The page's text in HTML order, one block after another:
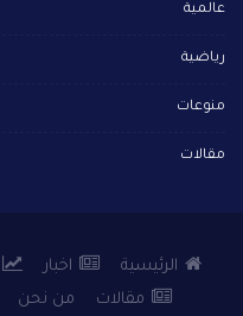
عالمية
رياضية
منوعات
مقالات
الرئيسية اخبار
مقالات
من نحن